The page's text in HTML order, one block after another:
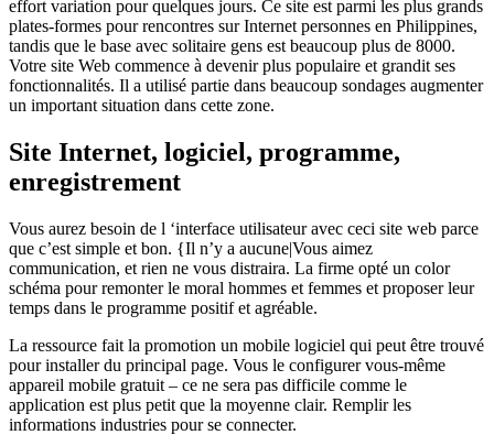
effort variation pour quelques jours. Ce site est parmi les plus grands
plates-formes pour rencontres sur Internet personnes en Philippines,
tandis que le base avec solitaire gens est beaucoup plus de 8000.
Votre site Web commence à devenir plus populaire et grandit ses
fonctionnalités. Il a utilisé partie dans beaucoup sondages augmenter
un important situation dans cette zone.
Site Internet, logiciel, programme,
enregistrement
Vous aurez besoin de l ‘interface utilisateur avec ceci site web parce
que c’est simple et bon. {Il n’y a aucune|Vous aimez
communication, et rien ne vous distraira. La firme opté un color
schéma pour remonter le moral hommes et femmes et proposer leur
temps dans le programme positif et agréable.
La ressource fait la promotion un mobile logiciel qui peut être trouvé
pour installer du principal page. Vous le configurer vous-même
appareil mobile gratuit – ce ne sera pas difficile comme le
application est plus petit que la moyenne clair. Remplir les
informations industries pour se connecter.